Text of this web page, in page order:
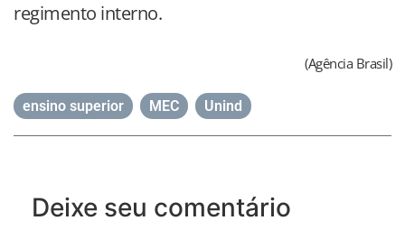
regimento interno.
(Agência Brasil)
ensino superior MEC Unind
Deixe seu comentário